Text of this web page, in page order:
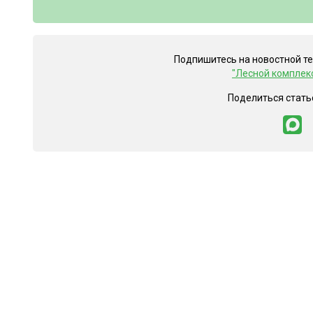
Подпишитесь на новостной
"Лесной
Поделиться